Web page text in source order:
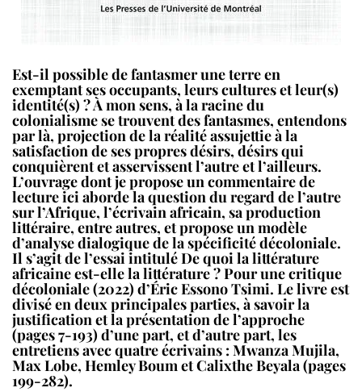
Est-il possible de fantasmer une terre en
exemptant ses occupants, leurs cultures et leur(s)
identité(s) ? À mon sens, à la racine du
colonialisme se trouvent des fantasmes, entendons
par là, projection de la réalité assujettie à la
satisfaction de ses propres désirs, désirs qui
conquièrent et asservissent l’autre et l’ailleurs.
L’ouvrage dont je propose un commentaire de
lecture ici aborde la question du regard de l’autre
sur l’Afrique, l’écrivain africain, sa production
littéraire, entre autres, et propose un modèle
d’analyse dialogique de la spécificité décoloniale.
Il s’agit de l’essai intituléDe quoi la littérature
africaine est-elle la littérature ? Pour une critique
décoloniale(2022) d’Éric Essono Tsimi. Le livre est
divisé en deux principales parties, à savoir la
justification et la présentation de l’approche
(pages 7-193) d’une part, et d’autre part, les
entretiens avec quatre écrivains : Mwanza Mujila,
Max Lobe, Hemley Boum et Calixthe Beyala (pages
199-282).